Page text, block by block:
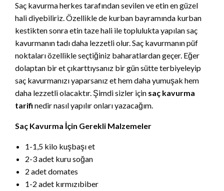
Saç kavurma herkes tarafından sevilen ve etin en güzel
hali diyebiliriz. Özellikle de kurban bayramında kurban
kestikten sonra etin taze hali ile toplulukta yapılan saç
kavurmanın tadı daha lezzetli olur. Saç kavurmanın püf
noktaları özellikle seçtiğiniz baharatlardan geçer. Eğer
dolaptan bir et çıkarttıysanız bir gün sütte terbiyeleyip
saç kavurmanızı yaparsanız et hem daha yumuşak hem
daha lezzetli olacaktır. Şimdi sizler için saç kavurma
tarifi nedir nasıl yapılır onları yazacağım.
Saç Kavurma İçin Gerekli Malzemeler
1-1,5 kilo kuşbaşı et
2-3 adet kuru soğan
2 adet domates
1-2 adet kırmızıbiber